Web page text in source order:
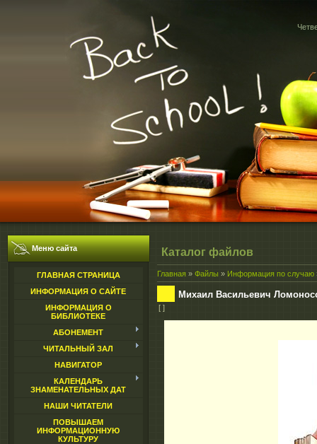
Меню сайта
ГЛАВНАЯ СТРАНИЦА
ИНФОРМАЦИЯ О САЙТЕ
ИНФОРМАЦИЯ О
БИБЛИОТЕКЕ
АБОНЕМЕНТ
ЧИТАЛЬНЫЙ ЗАЛ
НАВИГАТОР
КАЛЕНДАРЬ
ЗНАМЕНАТЕЛЬНЫХ ДАТ
НАШИ ЧИТАТЕЛИ
ПОВЫШАЕМ
ИНФОРМАЦИОННУЮ
КУЛЬТУРУ
Каталог файлов
Главная » Файлы » Информация по случаю
Михаил Васильевич
[ ]